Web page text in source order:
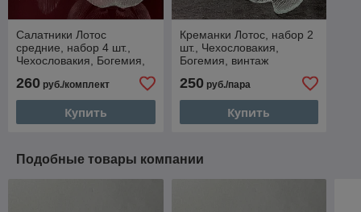
Салатники Лотос
средние, набор 4 шт.,
Чехословакия, Богемия,
260 руб./комплект
Купить
Креманки Лотос, набор 2
шт., Чехословакия,
Богемия, винтаж
250руб./пара
Купить
Подобные товары компании